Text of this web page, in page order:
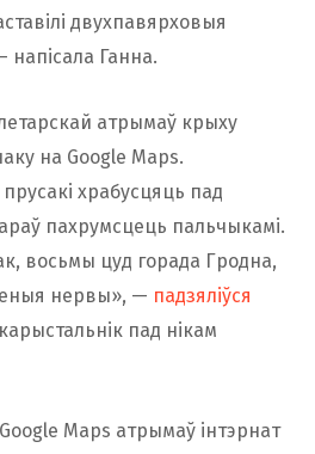
двухпавярховыя
напісала Ганна.
атрымаў крыху
на Google Maps.
храбусцяць пад
пахрумсцець пальчыкамі.
восьмы цуд горада Гродна,
нервы», — падзяліўся
пад нікам
Maps атрымаў інтэрнат